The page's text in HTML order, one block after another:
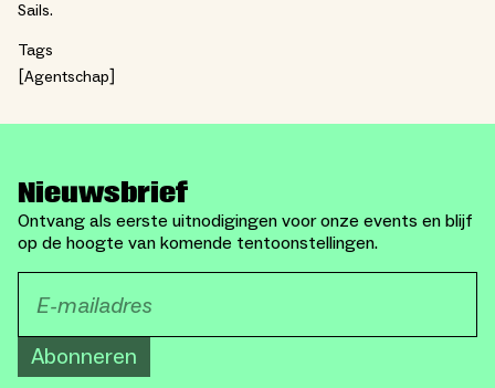
Sails.
Tags
Agentschap
Nieuwsbrief
Ontvang als eerste uitnodigingen voor onze events en blijf
op de hoogte van komende tentoonstellingen.
Abonneren